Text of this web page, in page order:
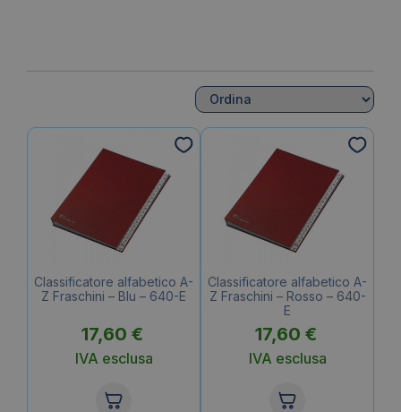
Classificatore alfabetico A-
Z Fraschini – Blu – 640-E
17,60 €
IVA esclusa
Classificatore alfabetico A-
Z Fraschini – Rosso – 640-
E
17,60 €
IVA esclusa